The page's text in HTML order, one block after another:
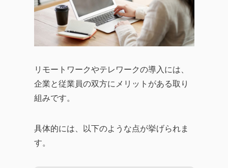
リモートワークやテレワークの導入には、
企業と従業員の双方にメリットがある取り
組みです。
具体的には、以下のような点が挙げられま
す。